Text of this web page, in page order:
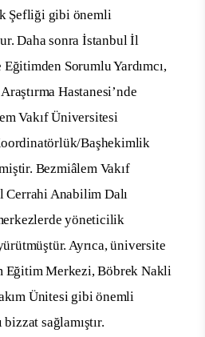
Şefliği gibi önemli
Daha sonra İstanbul İl
Sorumlu Yardımcı,
Hastanesi’nde
Vakıf Üniversitesi
Başhekimlik
Bezmiâlem Vakıf
Cerrahi Anabilim Dalı
yöneticilik
Ayrıca, üniversite
Eğitim Merkezi, Böbrek Nakli
Ünitesi gibi önemli
sağlamıştır.